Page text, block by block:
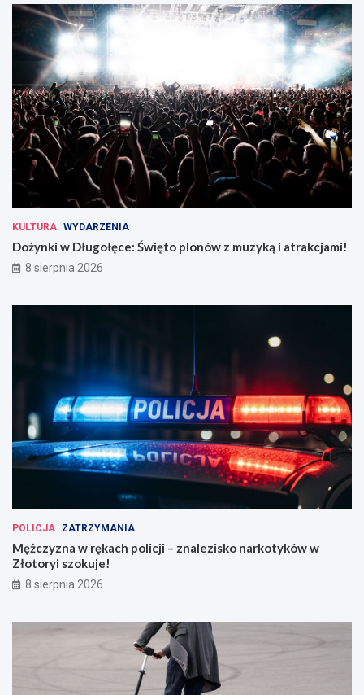
KULTURA WYDARZENIA
Dożynki w Długołęce: Święto plonów z muzyką i atrakcjami!
8 sierpnia 2026
POLICJA ZATRZYMANIA
Mężczyzna w rękach policji – znalezisko narkotyków w
Złotoryi szokuje!
8 sierpnia 2026